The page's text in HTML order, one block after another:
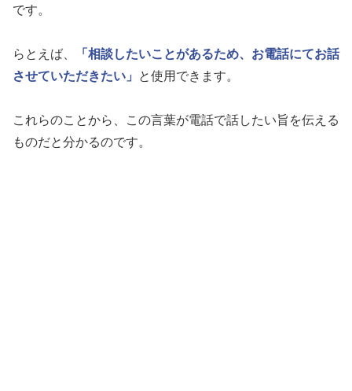
です。
らとえば、
「相談したいことがあるため、お電話にてお話
させていただきたい」
と使用できます。
これらのことから、この言葉が電話で話したい旨を伝える
ものだと分かるのです。